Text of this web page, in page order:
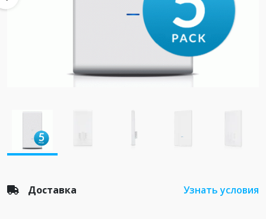
Доставка Узнать условия